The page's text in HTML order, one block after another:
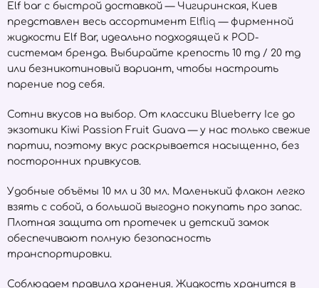
Elf bar с быстрой доставкой — Чигиринская, Киев
представлен весь ассортимент Elfliq — фирменной
жидкости Elf Bar, идеально подходящей к POD-
системам бренда. Выбирайте крепость 10 mg / 20 mg
или безникотиновый вариант, чтобы настроить
парение под себя.
Сотни вкусов на выбор. От классики Blueberry Ice до
экзотики Kiwi Passion Fruit Guava — у нас только свежие
партии, поэтому вкус раскрывается насыщенно, без
посторонних привкусов.
Удобные объёмы 10 мл и 30 мл. Маленький флакон легко
взять с собой, а большой выгодно покупать про запас.
Плотная защита от протечек и детский замок
обеспечивают полную безопасность
транспортировки.
Соблюдаем правила хранения. Жидкость хранится в